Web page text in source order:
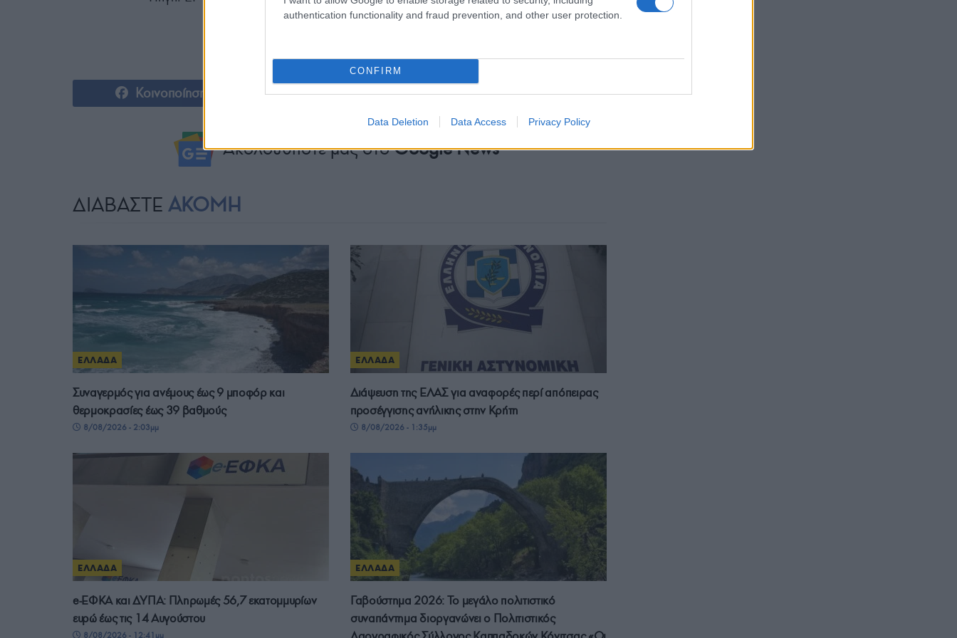
authentication functionality and fraud prevention, and other user protection.
CONFIRM
Data Deletion Data Access Privacy Policy
Κοινοποίηση Tweet Send
Ακολουθήστε μας στοGoogle News
ΔΙΑΒΑΣΤΕ ΑΚΟΜΗ
ΕΛΛΑΔΑ
Συναγερμός για ανέμους έως 9 μποφόρ και
θερμοκρασίες έως 39 βαθμούς
8/08/2026 - 2:03μμ
ΕΛΛΑΔΑ
Διάψευση της ΕΛΑΣ για αναφορές περί απόπειρας
προσέγγισης ανήλικης στην Κρήτη
8/08/2026 - 1:35μμ
ΕΛΛΑΔΑ
e-ΕΦΚΑ και ΔΥΠΑ: Πληρωμές 56,7 εκατομμυρίων
ευρώ έως τις 14 Αυγούστου
8/08/2026 - 12:41μμ
ΕΛΛΑΔΑ
Γαβούστημα 2026: Το μεγάλο πολιτιστικό
συναπάντημα διοργανώνει ο Πολιτιστικός